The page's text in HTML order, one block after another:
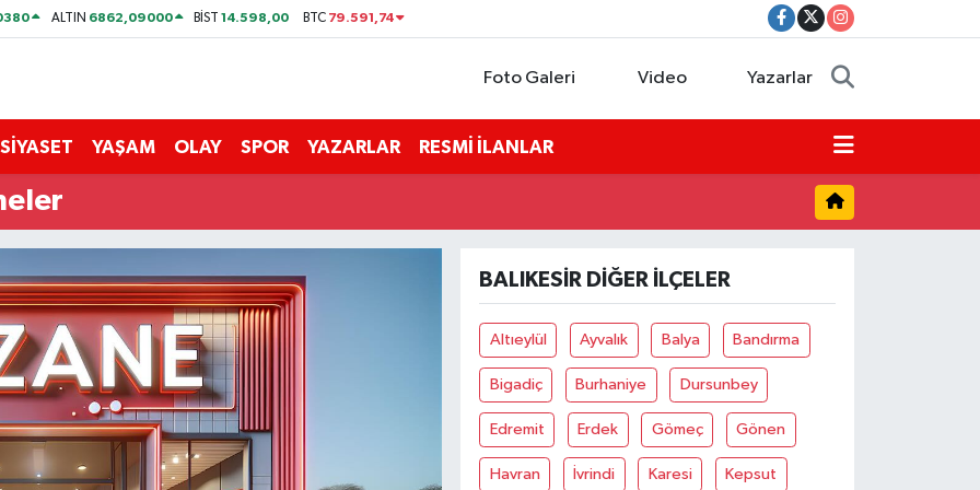
ALTIN 6862,09000 BİST14.598,00 BTC 79.591,74
Foto Galeri Video Yazarlar
SİYASET YAŞAM OLAY SPOR YAZARLAR RESMİ İLANLAR
BALIKESIR DIĞER İLÇELER
Altıeylül Ayvalık Balya Bandırma
Bigadiç Burhaniye Dursunbey
Edremit Erdek Gömeç Gönen
Havran İvrindi Karesi Kepsut